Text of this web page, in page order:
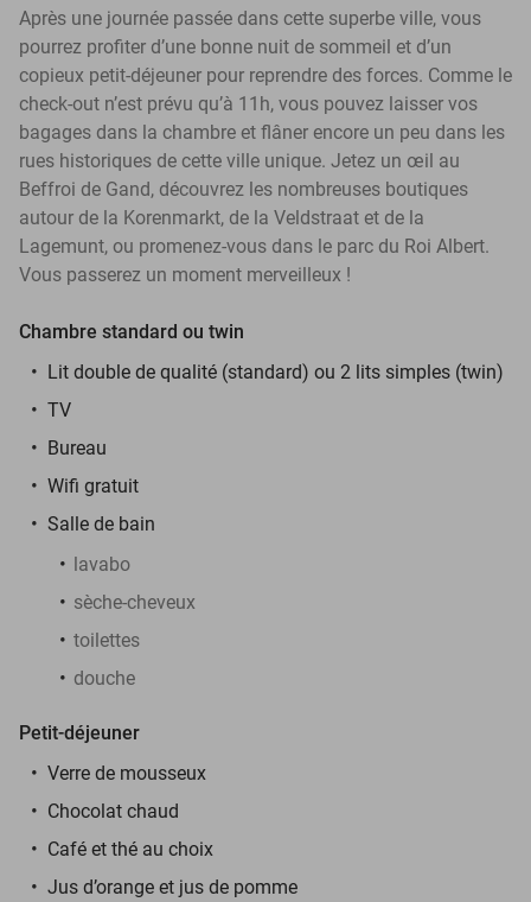
Après une journée passée dans cette superbe ville, vous
pourrez profiter d’une bonne nuit de sommeil et d’un
copieux petit-déjeuner pour reprendre des forces. Comme le
check-out n’est prévu qu’à 11h, vous pouvez laisser vos
bagages dans la chambre et flâner encore un peu dans les
rues historiques de cette ville unique. Jetez un œil au
Beffroi de Gand, découvrez les nombreuses boutiques
autour de la Korenmarkt, de la Veldstraat et de la
Lagemunt, ou promenez-vous dans le parc du Roi Albert.
Vous passerez un moment merveilleux !
Chambre standard ou twin
Lit double de qualité (standard) ou 2 lits simples (twin)
TV
Bureau
Wifi gratuit
Salle de bain
lavabo
sèche-cheveux
toilettes
douche
Petit-déjeuner
Verre de mousseux
Chocolat chaud
Café et thé au choix
Jus d’orange et jus de pomme